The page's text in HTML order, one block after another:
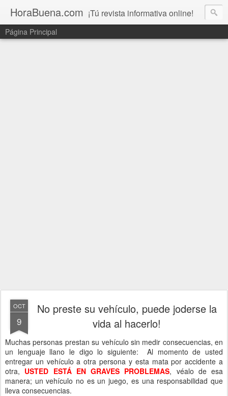
HoraBuena.com ¡Tú revista informativa online!
Página Principal
OCT
9
No preste su vehículo, puede joderse la
vida al hacerlo!
Muchas personas prestan su vehículo sin medir consecuencias, en
un lenguaje llano le digo lo siguiente: Al momento de usted
entregar un vehículo a otra persona y esta mata por accidente a
otra, USTED ESTÁ EN GRAVES PROBLEMAS, véalo de esa
manera; un vehículo no es un juego, es una responsabilidad que
lleva consecuencias.